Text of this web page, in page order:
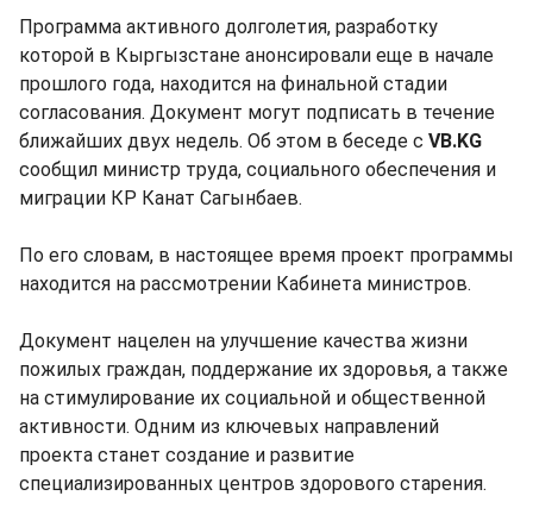
Программа активного долголетия, разработку
которой в Кыргызстане анонсировали еще в начале
прошлого года, находится на финальной стадии
согласования. Документ могут подписать в течение
ближайших двух недель. Об этом в беседе с VB.KG
сообщил министр труда, социального обеспечения и
миграции КР Канат Сагынбаев.
По его словам, в настоящее время проект программы
находится на рассмотрении Кабинета министров.
Документ нацелен на улучшение качества жизни
пожилых граждан, поддержание их здоровья, а также
на стимулирование их социальной и общественной
активности. Одним из ключевых направлений
проекта станет создание и развитие
специализированных центров здорового старения.